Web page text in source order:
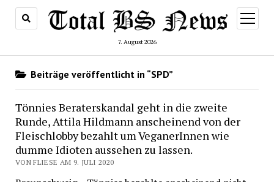
7. August 2026
Menü
öffnen
Beiträge veröffentlicht in “SPD”
Tönnies Beraterskandal geht in die zweite
Runde, Attila Hildmann anscheinend von der
Fleischlobby bezahlt um VeganerInnen wie
dumme Idioten aussehen zu lassen.
VON FLIESE AM 9. JULI 2020